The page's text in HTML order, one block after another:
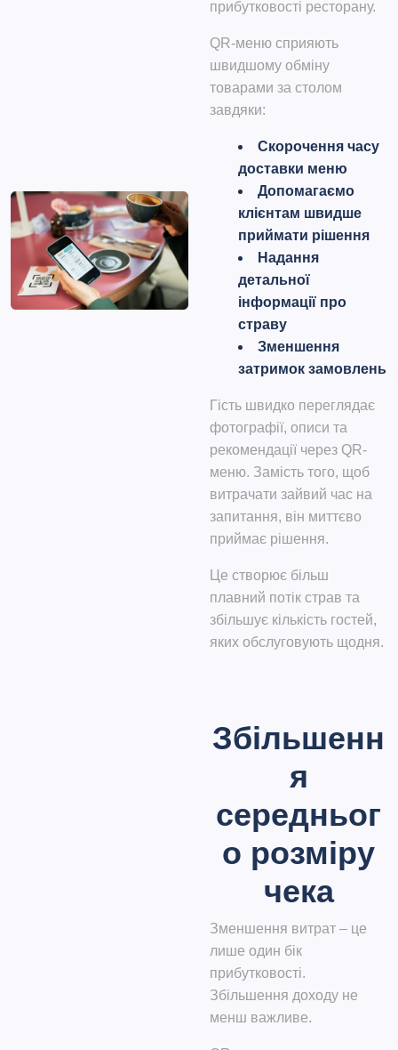
прибутковості ресторану.
QR-меню сприяють
швидшому обміну
товарами за столом
завдяки:
Скорочення часу
доставки меню
Допомагаємо
клієнтам швидше
приймати рішення
Надання
детальної
інформації про
страву
Зменшення
затримок замовлень
Гість швидко переглядає
фотографії, описи та
рекомендації через QR-
меню. Замість того, щоб
витрачати зайвий час на
запитання, він миттєво
приймає рішення.
Це створює більш
плавний потік страв та
збільшує кількість гостей,
яких обслуговують щодня.
Збільшенн
я
середньог
о розміру
чека
Зменшення витрат – це
лише один бік
прибутковості.
Збільшення доходу не
менш важливе.